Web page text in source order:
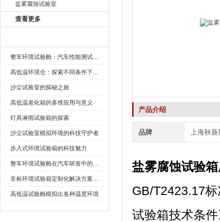
盐雾腐蚀试验室
查看更多
整车环境试验舱：汽车性能测试的设备
高低温环境仓：探索不同条件下的科学奥秘
沙尘试验室的探秘之旅
高低温老化箱的多维应用与意义
灯具淋雨试验箱的探索
沙尘试验室模拟环境的科技守护者
步入式环境试验箱的科技魅力
整车环境试验舱在汽车研发中的作用
非标环境试验箱定制化解决方案在可靠性测试中的重要性
高低温试验舱模拟出各种温度环境
产品介绍
品牌 上海秋
盐雾腐蚀试验
GB/T2423.17标
试验箱技术条件